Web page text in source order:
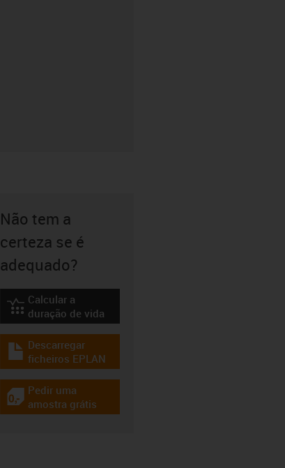
Não tem a
certeza se é
adequado?
igus-icon-lebensdauerrechner
Calcular a
duração de vida
igus-icon-download-plan
Descarregar
ficheiros EPLAN
igus-icon-gratismuster
Pedir uma
amostra grátis